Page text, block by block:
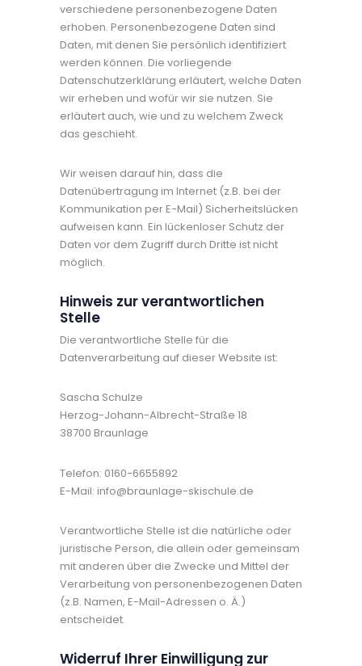
verschiedene personenbezogene Daten
erhoben. Personenbezogene Daten sind
Daten, mit denen Sie persönlich identifiziert
werden können. Die vorliegende
Datenschutzerklärung erläutert, welche Daten
wir erheben und wofür wir sie nutzen. Sie
erläutert auch, wie und zu welchem Zweck
das geschieht.
Wir weisen darauf hin, dass die
Datenübertragung im Internet (z.B. bei der
Kommunikation per E-Mail) Sicherheitslücken
aufweisen kann. Ein lückenloser Schutz der
Daten vor dem Zugriff durch Dritte ist nicht
möglich.
Hinweis zur verantwortlichen
Stelle
Die verantwortliche Stelle für die
Datenverarbeitung auf dieser Website ist:
Sascha Schulze
Herzog-Johann-Albrecht-Straße 18
38700 Braunlage
Telefon: 0160-6655892
E-Mail: info@braunlage-skischule.de
Verantwortliche Stelle ist die natürliche oder
juristische Person, die allein oder gemeinsam
mit anderen über die Zwecke und Mittel der
Verarbeitung von personenbezogenen Daten
(z.B. Namen, E-Mail-Adressen o. Ä.)
entscheidet.
Widerruf Ihrer Einwilligung zur